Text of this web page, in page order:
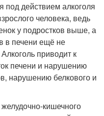
под действием алкоголя
человека, ведь
у подростков выше, а
в печени ещё не
приводит к
печени и нарушению
нарушению белкового и
кишечного